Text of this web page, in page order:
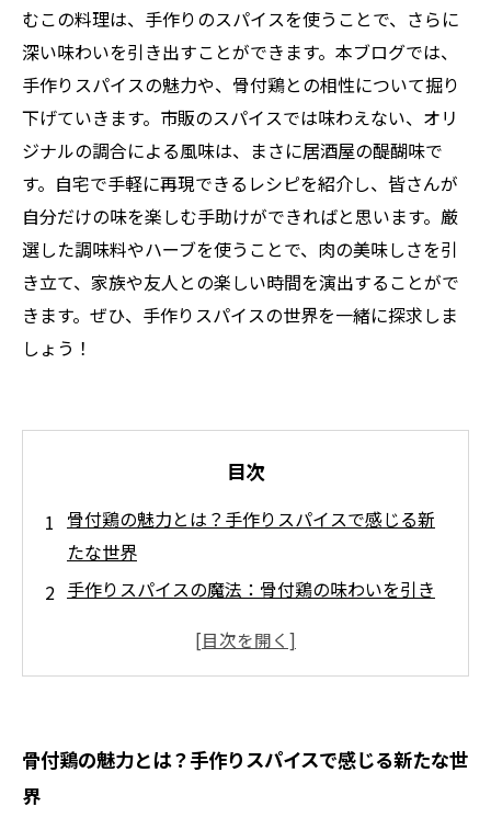
むこの料理は、手作りのスパイスを使うことで、さらに
深い味わいを引き出すことができます。本ブログでは、
手作りスパイスの魅力や、骨付鶏との相性について掘り
下げていきます。市販のスパイスでは味わえない、オリ
ジナルの調合による風味は、まさに居酒屋の醍醐味で
す。自宅で手軽に再現できるレシピを紹介し、皆さんが
自分だけの味を楽しむ手助けができればと思います。厳
選した調味料やハーブを使うことで、肉の美味しさを引
き立て、家族や友人との楽しい時間を演出することがで
きます。ぜひ、手作りスパイスの世界を一緒に探求しま
しょう！
目次
骨付鶏の魅力とは？手作りスパイスで感じる新
たな世界
手作りスパイスの魔法：骨付鶏の味わいを引き
居酒屋で味わう骨付鶏：手作りスパイスの重要
ピの紹介
骨付鶏の魅力とは？手作りスパイスで感じる新たな世
界